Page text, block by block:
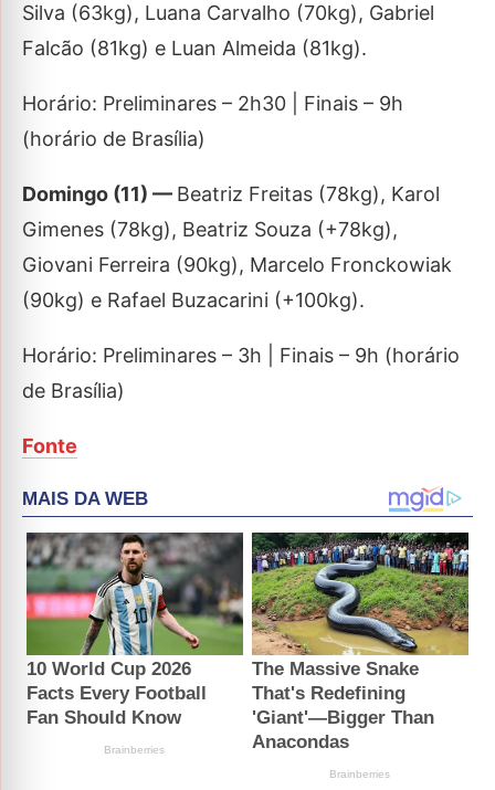
Silva (63kg), Luana Carvalho (70kg), Gabriel
Falcão (81kg) e Luan Almeida (81kg).
Horário: Preliminares – 2h30 | Finais – 9h
(horário de Brasília)
Domingo (11) — Beatriz Freitas (78kg), Karol
Gimenes (78kg), Beatriz Souza (+78kg),
Giovani Ferreira (90kg), Marcelo Fronckowiak
(90kg) e Rafael Buzacarini (+100kg).
Horário: Preliminares – 3h | Finais – 9h (horário
de Brasília)
Fonte